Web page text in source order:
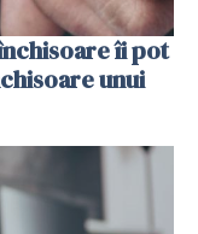
îi pot
unui